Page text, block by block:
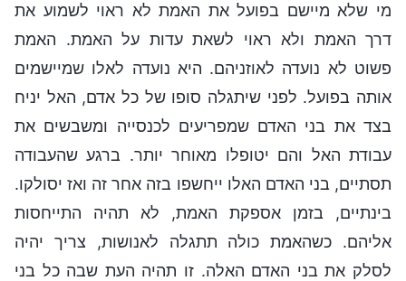
מי שלא מיישם בפועל את האמת לא ראוי לשמוע את
דרך האמת ולא ראוי לשאת עדות על האמת. האמת
פשוט לא נועדה לאוזניהם. היא נועדה לאלו שמיישמים
אותה בפועל. לפני שיתגלה סופו של כל אדם, האל יניח
בצד את בני האדם שמפריעים לכנסייה ומשבשים את
עבודת האל והם יטופלו מאוחר יותר. ברגע שהעבודה
תסתיים, בני האדם האלו ייחשפו בזה אחר זה ואז יסולקו.
בינתיים, בזמן אספקת האמת, לא תהיה התייחסות
אליהם. כשהאמת כולה תתגלה לאנושות, צריך יהיה
לסלק את בני האדם האלה. זו תהיה העת שבה כל בני